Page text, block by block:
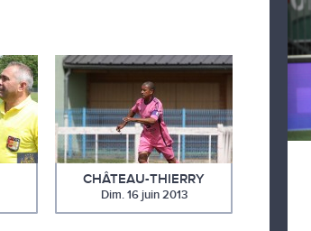
CHÂTEAU-THIERRY
Dim. 16 juin 2013